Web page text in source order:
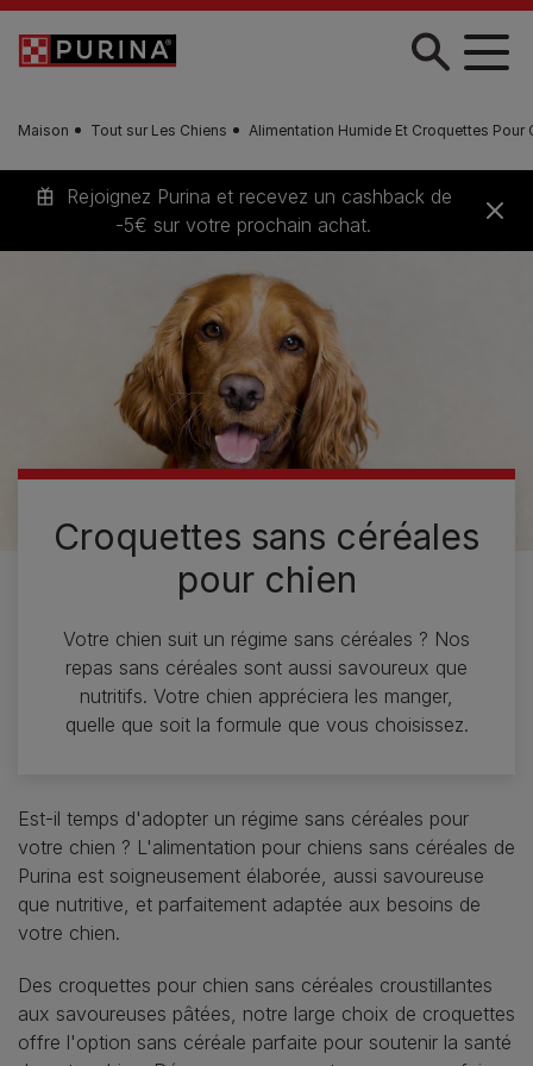
Skip to main content
Maison Tout sur Les Chiens Alimentation Humide Et Croquettes Pour
Rejoignez Purina et recevez un cashback de
-5€ sur votre prochain achat.
Croquettes sans céréales
pour chien
Votre chien suit un régime sans céréales ? Nos
repas sans céréales sont aussi savoureux que
nutritifs. Votre chien appréciera les manger,
quelle que soit la formule que vous choisissez.
Est-il temps d'adopter un régime sans céréales pour
votre chien ? L'alimentation pour chiens sans céréales de
Purina est soigneusement élaborée, aussi savoureuse
que nutritive, et parfaitement adaptée aux besoins de
votre chien.
Des croquettes pour chien sans céréales croustillantes
aux savoureuses pâtées, notre large choix de croquettes
offre l'option sans céréale parfaite pour soutenir la santé